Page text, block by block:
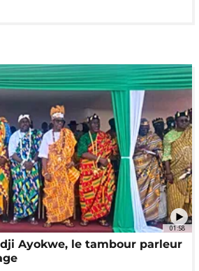
01:58
Ayokwe, le tambour parleur